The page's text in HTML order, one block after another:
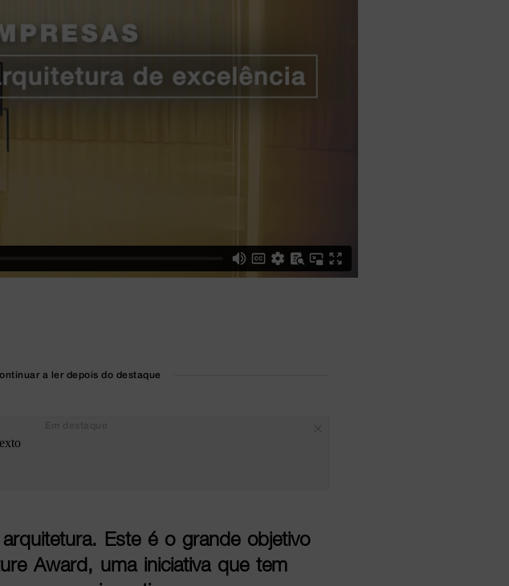
a ler depois do destaque
Este é o grande objetivo
Award, uma iniciativa que tem